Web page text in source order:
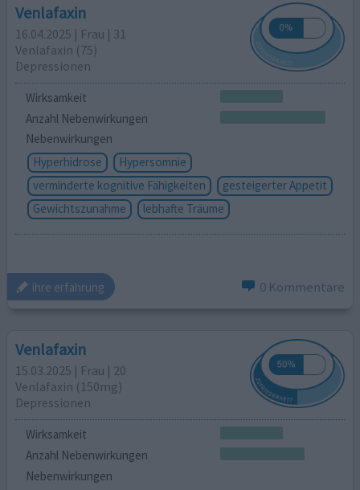
Venlafaxin
16.04.2025 | Frau | 31
Venlafaxin (75)
Depressionen
Wirksamkeit
Anzahl Nebenwirkungen
Nebenwirkungen
Hyperhidrose
Hypersomnie
verminderte kognitive Fähigkeiten
gesteigerter Appetit
Gewichtszunahme
lebhafte Träume
ihre erfahrung 0 Kommentare
Venlafaxin
15.03.2025 | Frau | 20
Venlafaxin (150mg)
Depressionen
Wirksamkeit
Anzahl Nebenwirkungen
Nebenwirkungen